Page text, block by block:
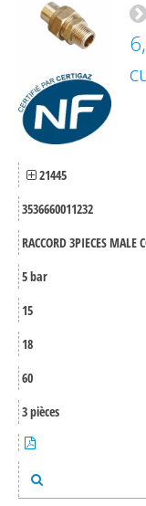
BUTANE
PLT IZINOX®
NOS SERVICES
21445
3536660011232
RACCORD 3PIECES MALE
5 bar
15
18
60
3 pièces